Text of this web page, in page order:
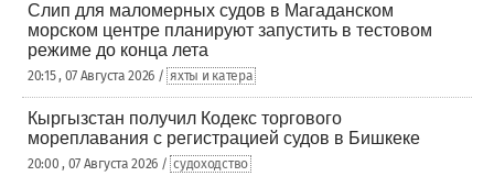
Слип для маломерных судов в Магаданском
морском центре планируют запустить в тестовом
режиме до конца лета
20:15 , 07 Августа 2026 / яхты и катера
Кыргызстан получил Кодекс торгового
мореплавания с регистрацией судов в Бишкеке
20:00 , 07 Августа 2026 / судоходство